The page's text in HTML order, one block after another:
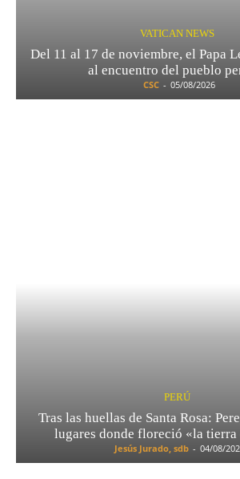
VATICAN NEWS
Del 11 al 17 de noviembre, el Papa
al encuentro del pueblo
CSC - 05/08/2026
PERÚ
Tras las huellas de Santa Rosa:
lugares donde floreció «la tierra
Jesús Jurado, sdb - 04/08/